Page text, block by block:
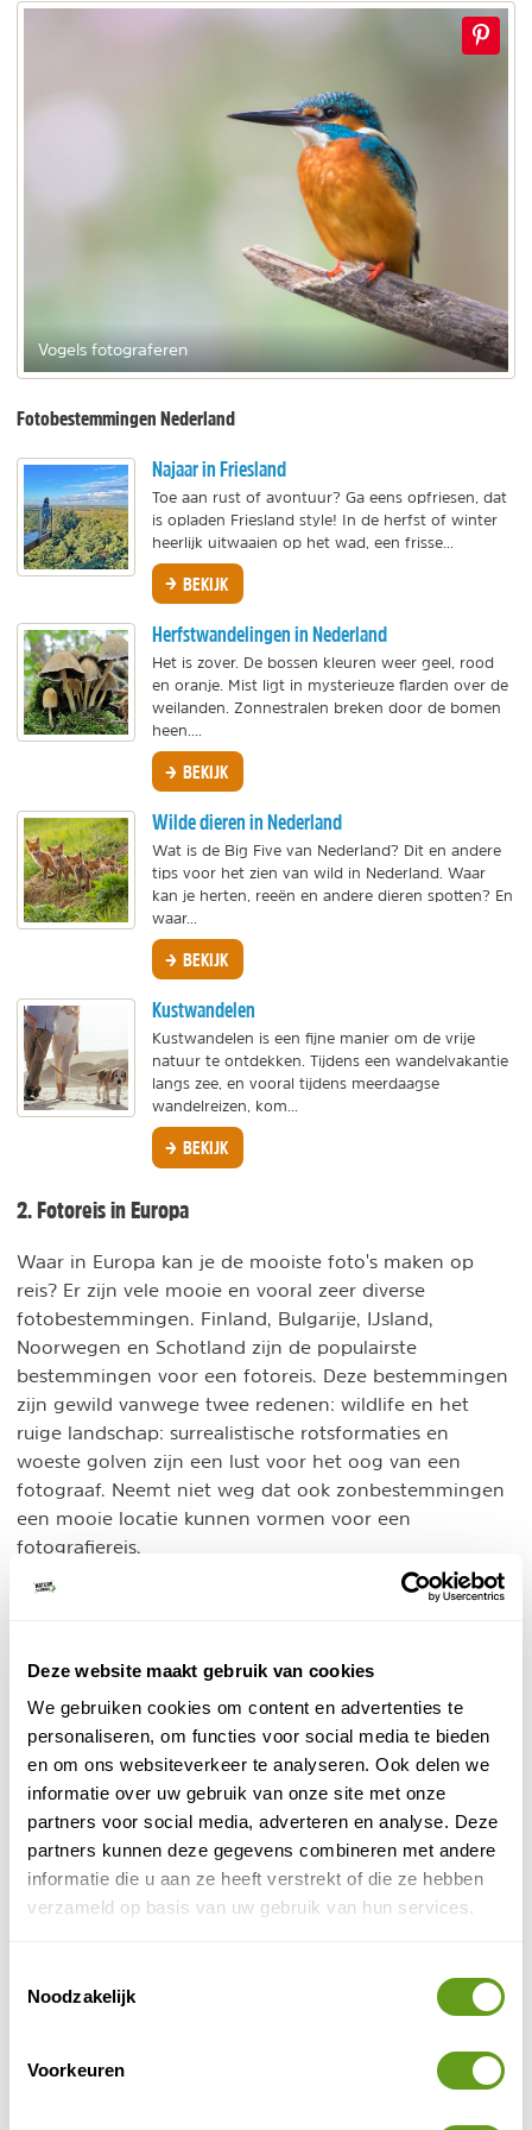
Deze website maakt gebruik van cookies
We gebruiken cookies om content en advertenties te
personaliseren, om functies voor social media te bieden
en om ons websiteverkeer te analyseren. Ook delen we
informatie over uw gebruik van onze site met onze
partners voor social media, adverteren en analyse. Deze
partners kunnen deze gegevens combineren met andere
informatie die u aan ze heeft verstrekt of die ze hebben
verzameld op basis van uw gebruik van hun services.
Noodzakelijk
Voorkeuren
Vogels fotograferen
Fotobestemmingen Nederland
Najaar in Friesland
Toe aan rust of avontuur? Ga eens opfriesen, dat
is opladen Friesland style! In de herfst of winter
heerlijk uitwaaien op het wad, een frisse...
BEKIJK
Herfstwandelingen in Nederland
Het is zover. De bossen kleuren weer geel, rood
en oranje. Mist ligt in mysterieuze flarden over de
weilanden. Zonnestralen breken door de bomen
heen....
BEKIJK
Wilde dieren in Nederland
Wat is de Big Five van Nederland? Dit en andere
tips voor het zien van wild in Nederland. Waar
kan je herten, reeën en andere dieren spotten? En
waar...
BEKIJK
Kustwandelen
Kustwandelen is een fijne manier om de vrije
natuur te ontdekken. Tijdens een wandelvakantie
langs zee, en vooral tijdens meerdaagse
wandelreizen, kom...
BEKIJK
2. Fotoreis in Europa
Waar in Europa kan je de mooiste foto's maken op
reis? Er zijn vele mooie en vooral zeer diverse
fotobestemmingen. Finland, Bulgarije, IJsland,
Noorwegen en Schotland zijn de populairste
bestemmingen voor een fotoreis. Deze bestemmingen
zijn gewild vanwege twee redenen: wildlife en het
ruige landschap: surrealistische rotsformaties en
woeste golven zijn een lust voor het oog van een
fotograaf. Neemt niet weg dat ook zonbestemmingen
een mooie locatie kunnen vormen voor een
fotografiereis.
Bijzondere reis
Groepsreis
Tijdens een van deze natuurcruises vaar je langs
de meest idyllische Schotse eilanden, zie je
eindeloos veel wildlife en krijg je tips over het
BEKIJK
Voor verre bestemmingen kan je al gauw denken aan
Poolreizen (Antarctica, Spitsbergen) en vogelrijke
Andere mooie landen om al reizend te fotograferen
zijn Australië, Nieuw-Zeeland, Namibië, Chili, Mongolië,